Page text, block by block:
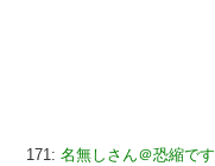
171: 名無しさん＠恐縮です